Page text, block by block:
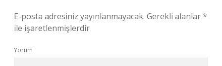
E-posta adresiniz yayınlanmayacak. Gerekli alanlar*
ile işaretlenmişlerdir
Yorum